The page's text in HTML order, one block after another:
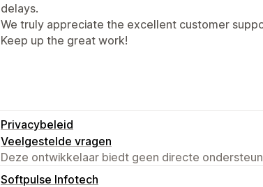
delays.
We truly appreciate the excellent customer
Keep up the great work!
Privacybeleid
Veelgestelde vragen
Deze ontwikkelaar biedt geen directe
Softpulse Infotech